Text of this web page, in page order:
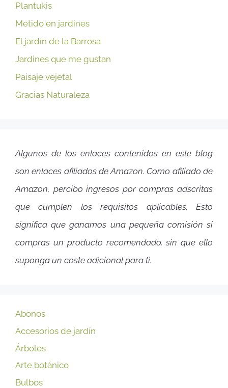
Plantukis
Metido en jardines
El jardín de la Barrosa
Jardines que me gustan
Paisaje vejetal
Gracias Naturaleza
Algunos de los enlaces contenidos en este blog
son enlaces afiliados de Amazon. Como afiliado de
Amazon, percibo ingresos por compras adscritas
que cumplen los requisitos aplicables. Esto
significa que ganamos una pequeña comisión si
compras un producto recomendado, sin que ello
suponga un coste adicional para ti.
Abonos
Accesorios de jardín
Árboles
Arte botánico
Bulbos